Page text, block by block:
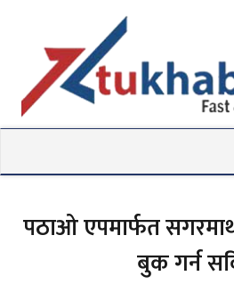
पठाओ एपमार्फत
बुक गर्न